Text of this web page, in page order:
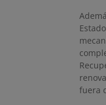
fuera